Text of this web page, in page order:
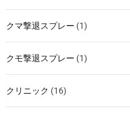
クマ撃退スプレー (1)
クモ撃退スプレー (1)
クリニック (16)